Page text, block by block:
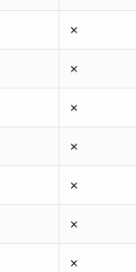
✗
✗
✗
✗
✗
✗
✗